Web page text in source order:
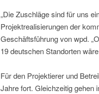
„Die Zuschläge sind für uns
Projektrealisierungen der
Geschäftsführung von wpd.
19 deutschen Standorten
Für den Projektierer und
Jahre fort. Gleichzeitig gehen